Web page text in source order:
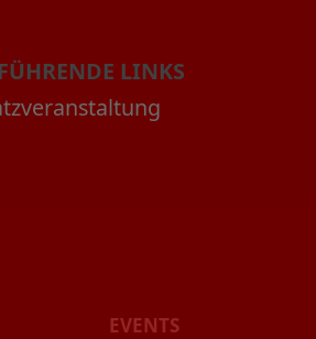
LINKS
EVENTS